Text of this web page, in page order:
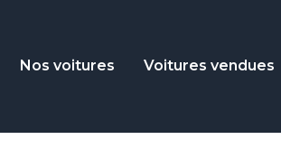
Nos voitures Voitures vendues